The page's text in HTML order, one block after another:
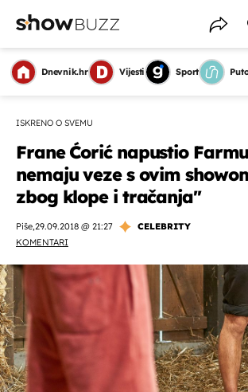
Dnevnik.hr Vijesti Sport
ISKRENO O SVEMU
Frane Ćorić napustio
nemaju veze s ovim
zbog klope i tračanja''
Piše,29.09.2018 @ 21:27
CELEBRITY
KOMENTARI
OMOGUĆI OBAVIJESTI